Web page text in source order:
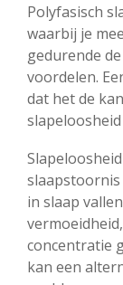
Polyfasisch
waarbij je
gedurende
voordelen.
dat het de
in slaap
concentratie
kan een